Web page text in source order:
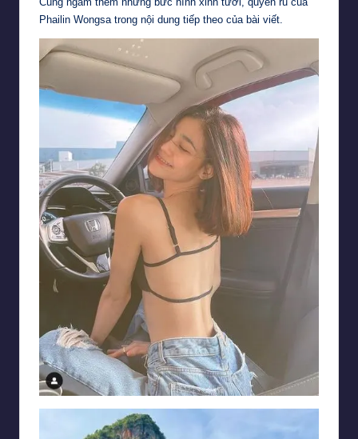
Phailin Wongsa trong nội dung tiếp theo của bài viết.